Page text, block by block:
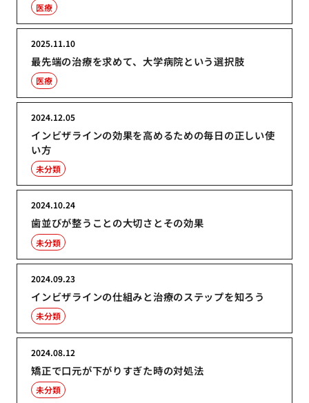
医療
最先端の治療を求めて、大学病院という選択肢
2025.11.10
医療
インビザラインの効果を高めるための毎日の正しい使
い方
2024.12.05
未分類
歯並びが整うことの大切さとその効果
2024.10.24
未分類
インビザラインの仕組みと治療のステップを知ろう
2024.09.23
未分類
矯正で口元が下がりすぎた時の対処法
2024.08.12
未分類